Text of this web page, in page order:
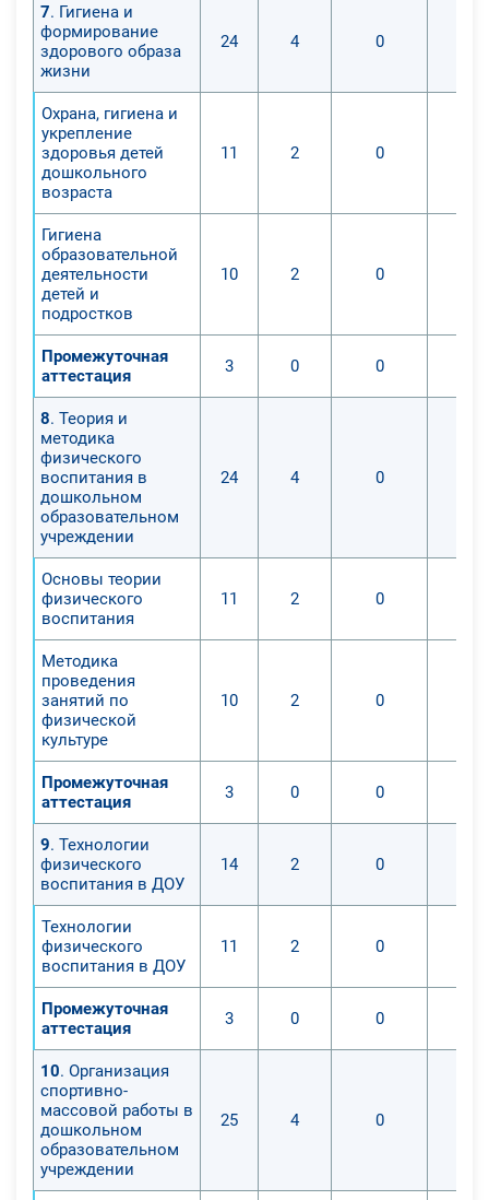
7. Гигиена и
формирование
здорового образа
жизни
24 4 0
Охрана, гигиена и
укрепление
здоровья детей
дошкольного
возраста
11 2 0
Гигиена
образовательной
деятельности
детей и
подростков
10 2 0
Промежуточная
аттестация
3 0 0
8. Теория и
методика
физического
воспитания в
дошкольном
образовательном
учреждении
24 4 0
Основы теории
физического
воспитания
11 2 0
Методика
проведения
занятий по
физической
культуре
10 2 0
Промежуточная
аттестация
3 0 0
9. Технологии
физического
воспитания в ДОУ
14 2 0
Технологии
физического
воспитания в ДОУ
11 2 0
Промежуточная
аттестация
3 0 0
10. Организация
спортивно-
массовой работы в
дошкольном
образовательном
учреждении
25 4 0